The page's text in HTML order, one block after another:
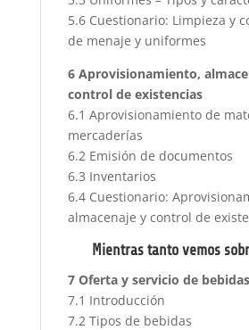
5.6 Cuestionario: Limpieza y
de menaje y uniformes
6 Aprovisionamiento,
control de existencias
6.1 Aprovisionamiento de
mercaderías
6.2 Emisión de documentos
6.3 Inventarios
6.4 Cuestionario:
almacenaje y control de
Mientras tanto vemos
7 Oferta y servicio de
7.1 Introducción
7.2 Tipos de bebidas